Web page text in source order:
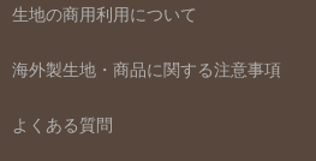
生地の商用利用について
海外製生地・商品に関する注意事項
よくある質問